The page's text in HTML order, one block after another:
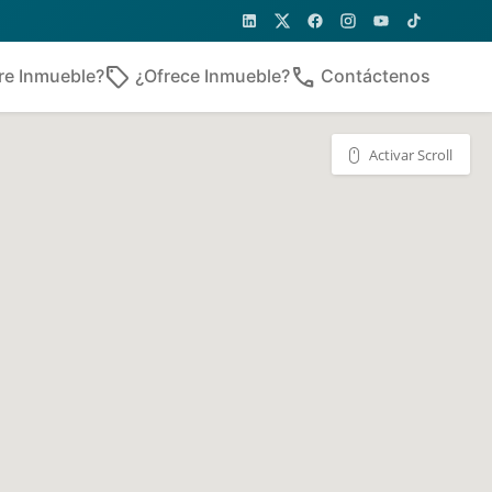
Inmueble?sell ¿Ofrece Inmueble?phone Contáctenos
Activar Scroll